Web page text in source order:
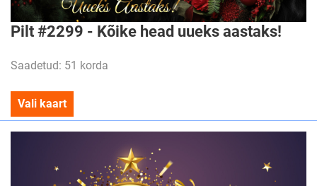
Pilt #2299 - Kõike head uueks aastaks!
Saadetud: 51 korda
Vali kaart